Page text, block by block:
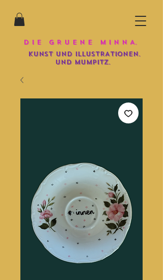
D I E G R U E N E M I N N A.
KUNST UND iLLUSTRATIONEN.
und mumpitz.